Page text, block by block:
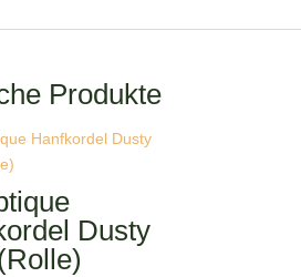
Produkte
Dusty